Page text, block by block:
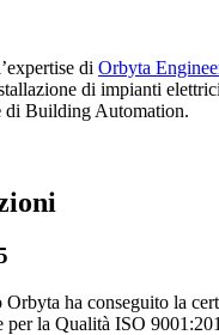
di Orbyta
di impianti
di Building Automation.
ha conseguito la
per la Qualità ISO